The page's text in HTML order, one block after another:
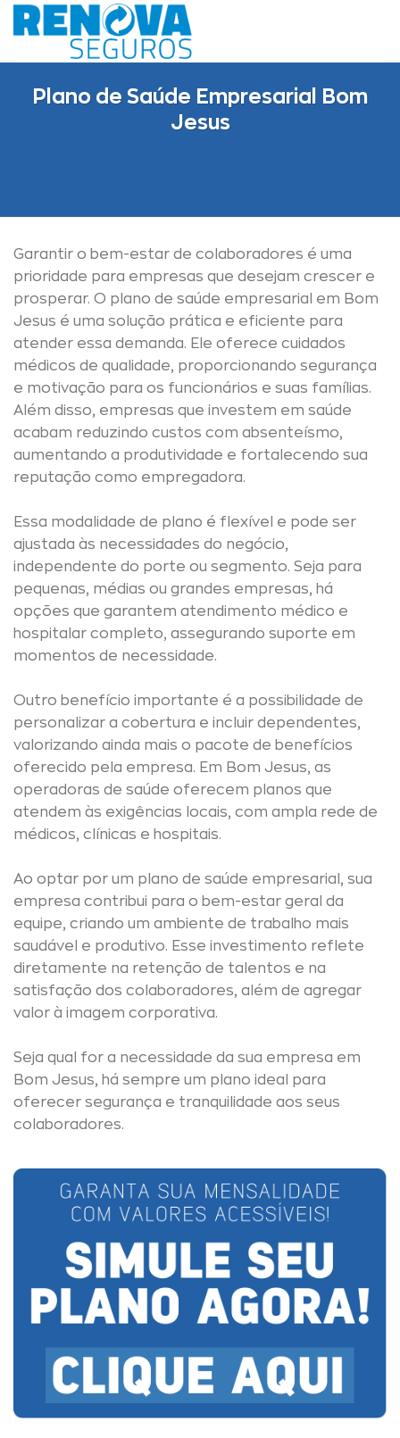
Skip
to
Plano de Saúde Empresarial Bom
Jesus
Garantir o bem-estar de colaboradores é uma
prioridade para empresas que desejam crescer e
prosperar. O plano de saúde empresarial em Bom
Jesus é uma solução prática e eficiente para
atender essa demanda. Ele oferece cuidados
médicos de qualidade, proporcionando segurança
e motivação para os funcionários e suas famílias.
Além disso, empresas que investem em saúde
acabam reduzindo custos com absenteísmo,
aumentando a produtividade e fortalecendo sua
reputação como empregadora.
Essa modalidade de plano é flexível e pode ser
ajustada às necessidades do negócio,
independente do porte ou segmento. Seja para
pequenas, médias ou grandes empresas, há
opções que garantem atendimento médico e
hospitalar completo, assegurando suporte em
momentos de necessidade.
Outro benefício importante é a possibilidade de
personalizar a cobertura e incluir dependentes,
valorizando ainda mais o pacote de benefícios
oferecido pela empresa. Em Bom Jesus, as
operadoras de saúde oferecem planos que
atendem às exigências locais, com ampla rede de
médicos, clínicas e hospitais.
Ao optar por um plano de saúde empresarial, sua
empresa contribui para o bem-estar geral da
equipe, criando um ambiente de trabalho mais
saudável e produtivo. Esse investimento reflete
diretamente na retenção de talentos e na
satisfação dos colaboradores, além de agregar
valor à imagem corporativa.
Seja qual for a necessidade da sua empresa em
Bom Jesus, há sempre um plano ideal para
oferecer segurança e tranquilidade aos seus
colaboradores.